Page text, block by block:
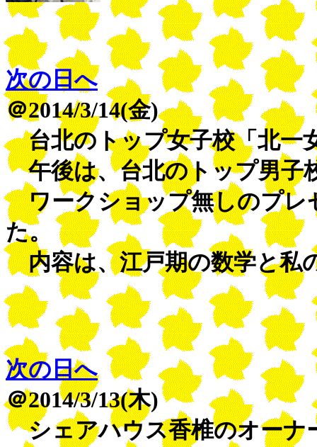
次の日へ
＠2014/3/14(金)
台北のトップ女子校「北一
午後は、台北のトップ男子
ワークショップ無しのプレ
た。
内容は、江戸期の数学と私
次の日へ
＠2014/3/13(木)
シェアハウス香椎のオーナ